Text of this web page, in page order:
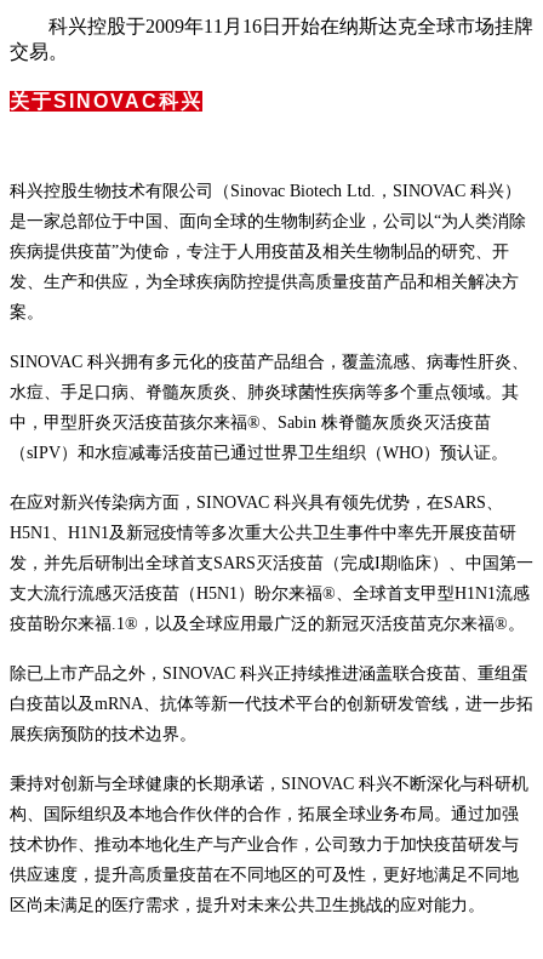
科兴控股于2009年11月16日开始在纳斯达克全球市场挂牌
交易。
关于SINOVAC科兴
科兴控股生物技术有限公司（Sinovac Biotech Ltd.，SINOVAC 科兴）
是一家总部位于中国、面向全球的生物制药企业，公司以“为人类消除
疾病提供疫苗”为使命，专注于人用疫苗及相关生物制品的研究、开
发、生产和供应，为全球疾病防控提供高质量疫苗产品和相关解决方
案。
SINOVAC 科兴拥有多元化的疫苗产品组合，覆盖流感、病毒性肝炎、
水痘、手足口病、脊髓灰质炎、肺炎球菌性疾病等多个重点领域。其
中，甲型肝炎灭活疫苗孩尔来福®、Sabin 株脊髓灰质炎灭活疫苗
（sIPV）和水痘减毒活疫苗已通过世界卫生组织（WHO）预认证。
在应对新兴传染病方面，SINOVAC 科兴具有领先优势，在SARS、
H5N1、H1N1及新冠疫情等多次重大公共卫生事件中率先开展疫苗研
发，并先后研制出全球首支SARS灭活疫苗（完成I期临床）、中国第一
支大流行流感灭活疫苗（H5N1）盼尔来福®、全球首支甲型H1N1流感
疫苗盼尔来福.1®，以及全球应用最广泛的新冠灭活疫苗克尔来福®。
除已上市产品之外，SINOVAC 科兴正持续推进涵盖联合疫苗、重组蛋
白疫苗以及mRNA、抗体等新一代技术平台的创新研发管线，进一步拓
展疾病预防的技术边界。
秉持对创新与全球健康的长期承诺，SINOVAC 科兴不断深化与科研机
构、国际组织及本地合作伙伴的合作，拓展全球业务布局。通过加强
技术协作、推动本地化生产与产业合作，公司致力于加快疫苗研发与
供应速度，提升高质量疫苗在不同地区的可及性，更好地满足不同地
区尚未满足的医疗需求，提升对未来公共卫生挑战的应对能力。